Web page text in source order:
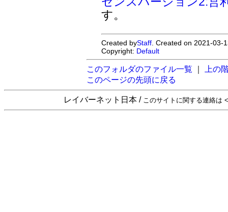
す。
Created byStaff . Created on 2021-
Copyright: Default
このフォルダのファイル一覧
上の
このページの先頭に戻る
レイバーネット日本 / このサイトに関する連絡は